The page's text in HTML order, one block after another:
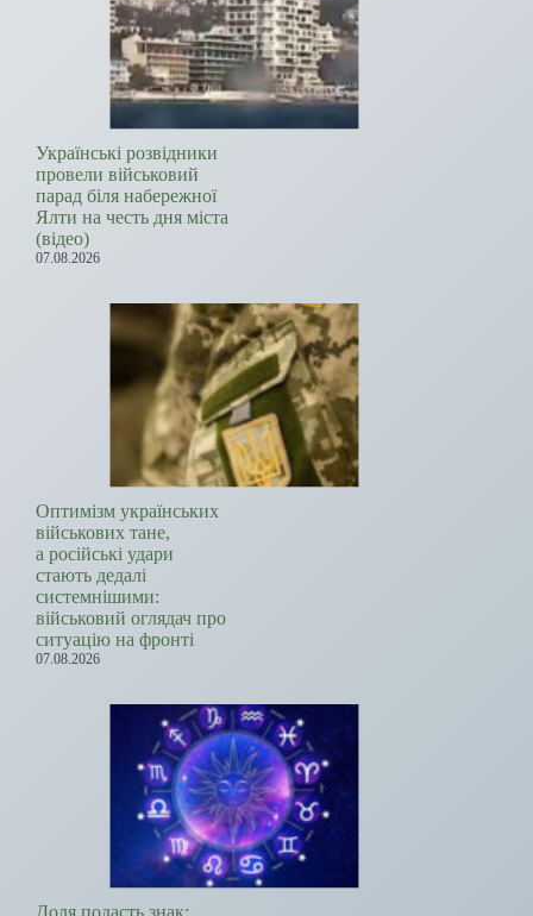
Українські розвідники
провели військовий
парад біля набережної
Ялти на честь дня міста
(відео)
07.08.2026
Оптимізм українських
військових тане,
а російські удари
стають дедалі
системнішими:
військовий оглядач про
ситуацію на фронті
07.08.2026
Доля подасть знак: